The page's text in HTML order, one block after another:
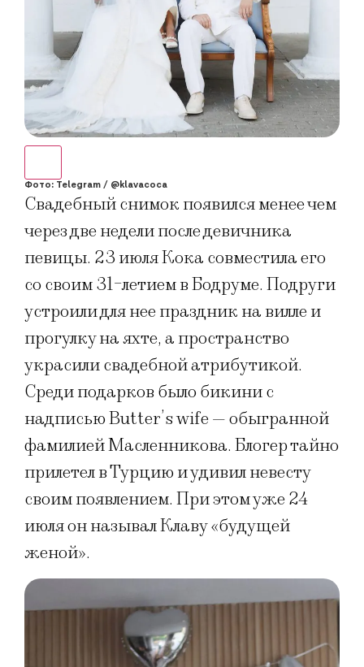
Фото: Telegram / @klavacoca
Свадебный снимок появился менее чем
через две недели после девичника
певицы. 23 июля Кока совместила его
со своим 31-летием в Бодруме. Подруги
устроили для нее праздник на вилле и
прогулку на яхте, а пространство
украсили свадебной атрибутикой.
Среди подарков было бикини с
надписью Butter’s wife — обыгранной
фамилией Масленникова. Блогер тайно
прилетел в Турцию и удивил невесту
своим появлением. При этом уже 24
июля он называл Клаву «будущей
женой».